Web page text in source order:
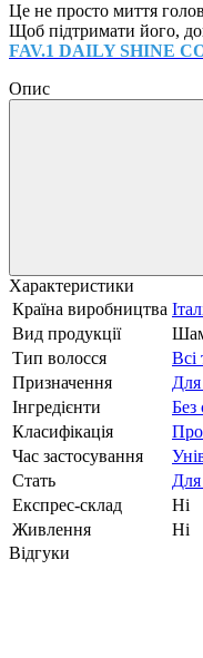
Це не просто миття
Щоб підтримати його,
FAV.1 DAILY SHINE
Опис
Характеристики
Країна виробництва
Вид продукції
Тип волосся
Всі
Призначення
Інгредієнти
Без
Класифікація
Час застосування
Стать
Експрес-склад
Ні
Живлення
Ні
Відгуки